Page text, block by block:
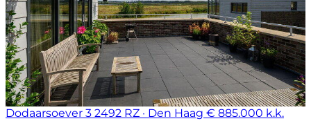
Dodaarsoever 3 2492 RZ · Den Haag € 885.000 k.k.